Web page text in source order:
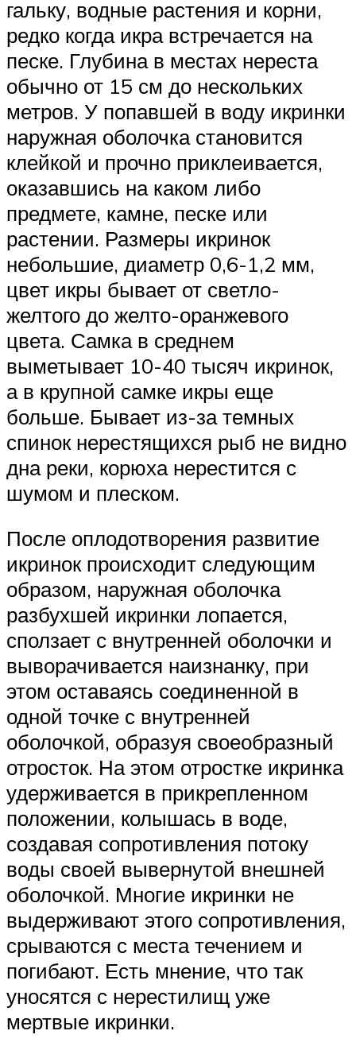
гальку, водные растения и корни,
редко когда икра встречается на
песке. Глубина в местах нереста
обычно от 15 см до нескольких
метров. У попавшей в воду икринки
наружная оболочка становится
клейкой и прочно приклеивается,
оказавшись на каком либо
предмете, камне, песке или
растении. Размеры икринок
небольшие, диаметр 0,6-1,2 мм,
цвет икры бывает от светло-
желтого до желто-оранжевого
цвета. Самка в среднем
выметывает 10-40 тысяч икринок,
а в крупной самке икры еще
больше. Бывает из-за темных
спинок нерестящихся рыб не видно
дна реки, корюха нерестится с
шумом и плеском.
После оплодотворения развитие
икринок происходит следующим
образом, наружная оболочка
разбухшей икринки лопается,
сползает с внутренней оболочки и
выворачивается наизнанку, при
этом оставаясь соединенной в
одной точке с внутренней
оболочкой, образуя своеобразный
отросток. На этом отростке икринка
удерживается в прикрепленном
положении, колышась в воде,
создавая сопротивления потоку
воды своей вывернутой внешней
оболочкой. Многие икринки не
выдерживают этого сопротивления,
срываются с места течением и
погибают. Есть мнение, что так
уносятся с нерестилищ уже
мертвые икринки.